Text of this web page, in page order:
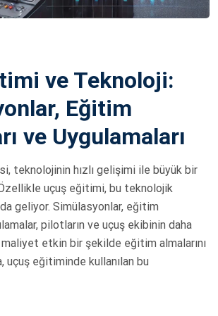
ve Teknoloji:
Eğitim
ve Uygulamaları
teknolojinin hızlı gelişimi ile büyük bir
uçuş eğitimi, bu teknolojik
geliyor. Simülasyonlar, eğitim
pilotların ve uçuş ekibinin daha
etkin bir şekilde eğitim almalarını
uçuş eğitiminde kullanılan bu